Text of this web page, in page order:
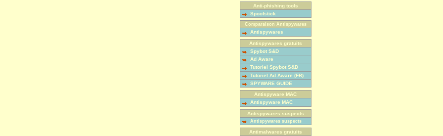
Anti-phishing tools
Spoofstick
Comparaison Antispywares
Antispywares
Antispywares gratuits
Spybot S&D
Ad Aware
Tutoriel Spybot S&D
Tutoriel Ad Aware (FR)
SPYWARE GUIDE
Antispyware MAC
Antispyware MAC
Antispywares suspects
Antispywares suspects
Antimalwares gratuits